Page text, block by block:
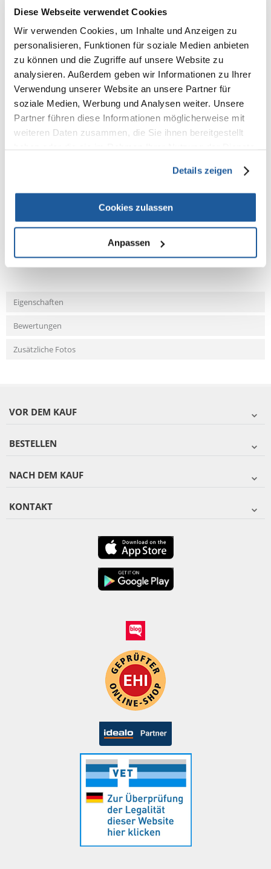
Diese Webseite verwendet Cookies
Wir verwenden Cookies, um Inhalte und Anzeigen zu
personalisieren, Funktionen für soziale Medien anbieten
zu können und die Zugriffe auf unsere Website zu
analysieren. Außerdem geben wir Informationen zu Ihrer
Verwendung unserer Website an unsere Partner für
soziale Medien, Werbung und Analysen weiter. Unsere
Partner führen diese Informationen möglicherweise mit
weiteren Daten zusammen, die Sie ihnen bereitgestellt
Details zeigen
Cookies zulassen
Anpassen
Es verfügt über ein Ober- und Unterfell, um das Fell Ihres Haustieres
effektiv zu kämmen und auszudünnen. Dank der 5,5 cm langen Zähne
können sowohl Haustiere als auch Pfleger verfilzte und abgestorbene
Haare einfach und bequem entfernen. Der Kunststoffgriff ist mit einem
Gummi- oder Metallgriff ausgestattet, der für einen sicheren Halt und
Stabilität bei der Anwendung sorgt.
1. effizientes Kämmen und Ausdünnen der Haare
2. lange Zähne erleichtern das Entfernen von Kletten
3. bequemer Kunststoffgriff mit Gummi- oder Metallgriff
4. Pflegen Sie Ihre Haustiere mit Freude und Sicherheit
Haartyp 2/3
NEUE NACHRICHT
Fragen und Antworten (FAQ)
Eigenschaften
Bewertungen
Zusätzliche Fotos
VOR DEM KAUF
BESTELLEN
NACH DEM KAUF
KONTAKT